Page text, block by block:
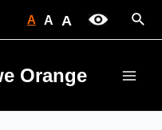
A A A
Orange